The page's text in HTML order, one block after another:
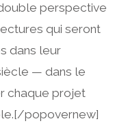
double perspective
qui seront
dans leur
— dans le
chaque projet
popovernew]